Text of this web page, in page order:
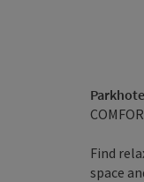
Find
space